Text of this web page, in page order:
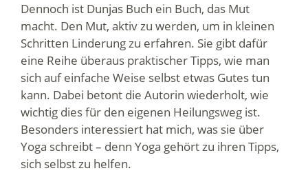
Dennoch ist Dunjas Buch ein Buch, das Mut
macht. Den Mut, aktiv zu werden, um in kleinen
Schritten Linderung zu erfahren. Sie gibt dafür
eine Reihe überaus praktischer Tipps, wie man
sich auf einfache Weise selbst etwas Gutes tun
kann. Dabei betont die Autorin wiederholt, wie
wichtig dies für den eigenen Heilungsweg ist.
Besonders interessiert hat mich, was sie über
Yoga schreibt – denn Yoga gehört zu ihren Tipps,
sich selbst zu helfen.